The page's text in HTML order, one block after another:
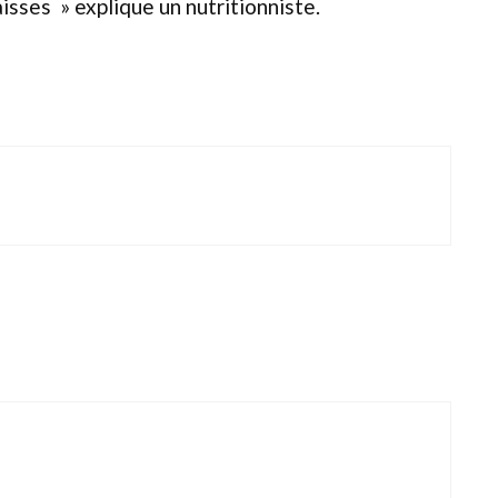
» explique un nutritionniste.